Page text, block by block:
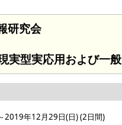
研究会
実型実応用および一般
2019年12月29日(日) (2日間)